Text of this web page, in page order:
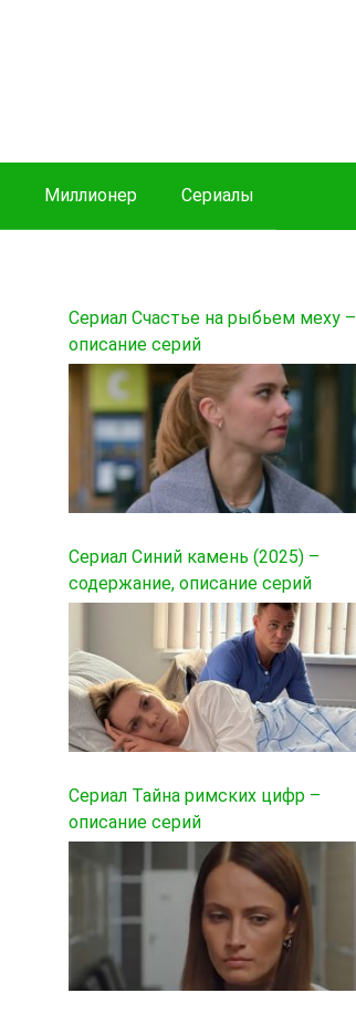
Миллионер Сериалы
Сериал Счастье на рыбьем меху –
описание серий
Сериал Синий камень (2025) –
содержание, описание серий
Сериал Тайна римских цифр –
описание серий